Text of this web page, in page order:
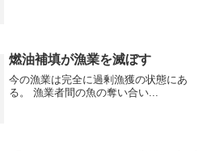
燃油補填が漁業を滅ぼす
今の漁業は完全に過剰漁獲の状態にあ
る。 漁業者間の魚の奪い合い...